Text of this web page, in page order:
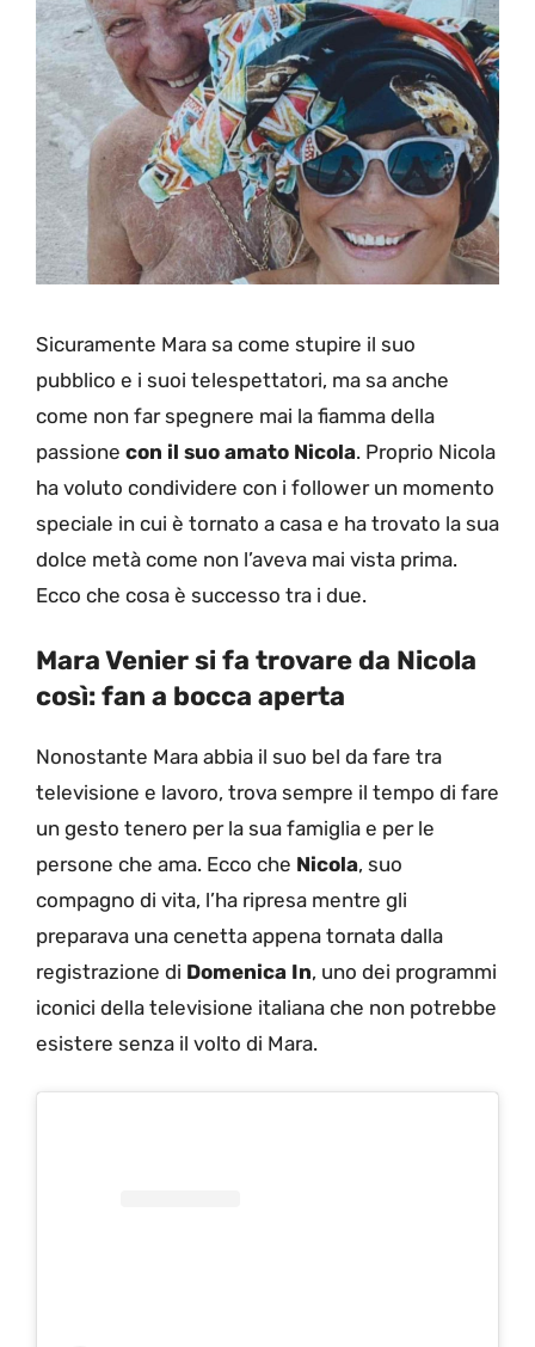
Sicuramente Mara sa come stupire il suo
pubblico e i suoi telespettatori, ma sa anche
come non far spegnere mai la fiamma della
passione con il suo amato Nicola. Proprio Nicola
ha voluto condividere con i follower un momento
speciale in cui è tornato a casa e ha trovato la sua
dolce metà come non l’aveva mai vista prima.
Ecco che cosa è successo tra i due.
Mara Venier si fa trovare da Nicola
così: fan a bocca aperta
Nonostante Mara abbia il suo bel da fare tra
televisione e lavoro, trova sempre il tempo di fare
un gesto tenero per la sua famiglia e per le
persone che ama. Ecco che Nicola, suo
compagno di vita, l’ha ripresa mentre gli
preparava una cenetta appena tornata dalla
registrazione di Domenica In, uno dei programmi
iconici della televisione italiana che non potrebbe
esistere senza il volto di Mara.